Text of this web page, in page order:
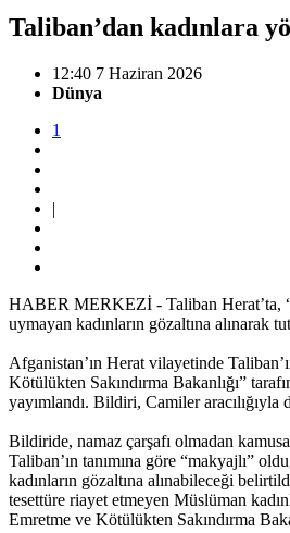
Taliban’dan kadınlara
12:40 7 Haziran 2026
Dünya
1
|
HABER MERKEZİ - Taliban Herat’ta,
uymayan kadınların gözaltına alınarak
Afganistan’ın Herat vilayetinde
Kötülükten Sakındırma Bakanlığı”
yayımlandı. Bildiri, Camiler
Bildiride, namaz çarşafı olmadan
Taliban’ın tanımına göre “makyajlı”
kadınların gözaltına alınabileceği
tesettüre riayet etmeyen Müslüman
Emretme ve Kötülükten Sakındırma